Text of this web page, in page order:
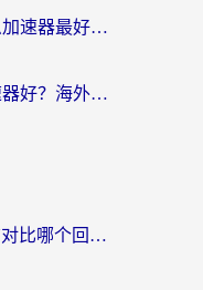
国外玩国服无畏契约用什么加速器最好？2026海外玩家实测指南（附台湾跑跑卡丁车解决方案）
非洲玩实况足球用什么加速器好？海外党亲测的国服游戏流畅攻略
ChickCN VPN和ToCN VPN对比哪个回国效果更好？海外党亲测3款加速器后选对了！